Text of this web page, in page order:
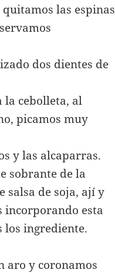
las espinas
dos dientes de
la cebolleta, al
picamos muy
y las alcaparras.
sobrante de la
salsa de soja, ají y
incorporando esta
los ingrediente.
aro y coronamos